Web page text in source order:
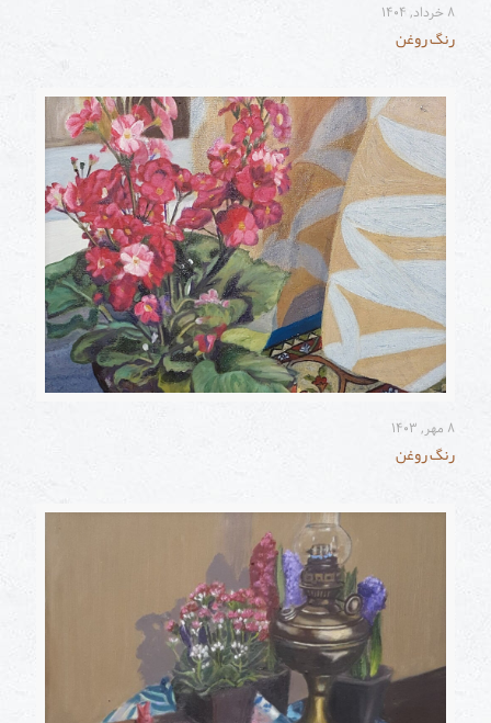
۸ خرداد, ۱۴۰۴
رنگ روغن
۸ مهر, ۱۴۰۳
رنگ روغن